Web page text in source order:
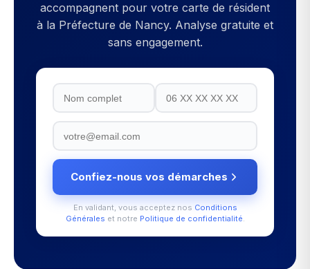
accompagnent pour votre carte de résident
à la Préfecture de Nancy. Analyse gratuite et
sans engagement.
Confiez-nous vos démarches
En validant, vous acceptez nos Conditions
Générales et notre Politique de confidentialité.